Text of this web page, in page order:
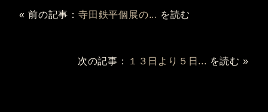
« 前の記事：寺田鉄平個展の... を読む
次の記事： １３日より５日... を読む »